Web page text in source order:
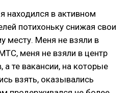
находился в активном
потихоньку снижая свои
месту. Меня не взяли в
меня не взяли в центр
а те вакансии, на которые
взять, оказывались